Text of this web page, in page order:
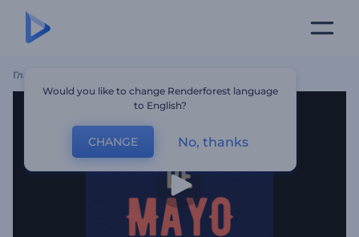
Главная
Would you like to change Renderforest language
to English?
CHANGE No, thanks